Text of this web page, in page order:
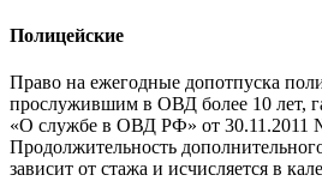
Полицейские
Право на ежегодные допотпуска
прослужившим в ОВД более 10 лет,
«О службе в ОВД РФ» от 30.11.2011
Продолжительность
зависит от стажа и исчисляется в